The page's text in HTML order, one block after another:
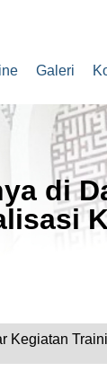
Galeri
di
Kegiatan